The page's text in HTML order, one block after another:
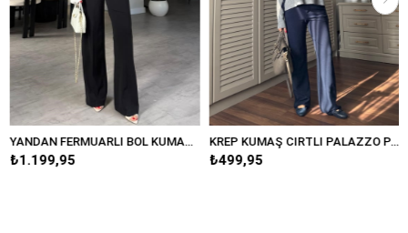
YANDAN FERMUARLI BOL KUMAŞ PANTOLON/20401 KREP KUMAŞ CIRTLI PALAZZO PANTOLON/K038
₺499,95